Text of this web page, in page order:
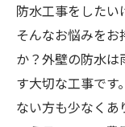
防水工事をしたい
そんなお悩みを
か？外壁の防水
す大切な工事です
ない方も少なくあ